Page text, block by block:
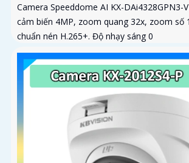
Camera Speeddome AI KX-DAi4328GPN3-
cảm biến 4MP, zoom quang 32x, zoom số
chuẩn nén H.265+. Độ nhạy sáng 0